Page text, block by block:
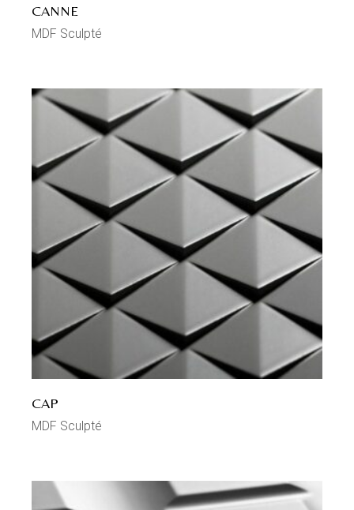
CANNE
MDF Sculpté
CAP
MDF Sculpté